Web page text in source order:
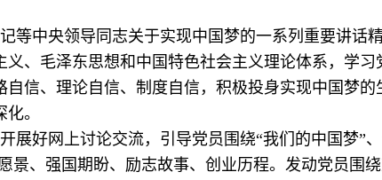
等中央领导同志关于实现中国梦的一系列重要讲话
、毛泽东思想和中国特色社会主义理论体系，学习
信、理论自信、制度自信，积极投身实现中国梦的
。
展好网上讨论交流，引导党员围绕“我们的中国梦”
景、强国期盼、励志故事、创业历程。发动党员围